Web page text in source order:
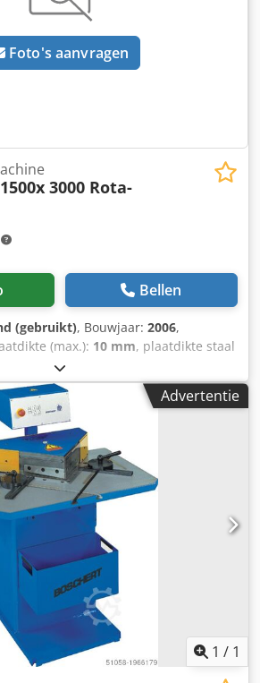
Foto's aanvragen
3000 Rota-
Bellen
(gebruikt), Bouwjaar: 2006,
(max.): 10 mm, plaatdikte staal
TWIN 1500x3000 Rota-Index
gereedschappen van TRUMPF
optionele indexering voor Boschert
105 mm, gereedschap
2: Max. ponsdiameter 105 mm
Multitool Revotool inzetstuk incl.
Ponskracht: ja, 280 kN (28
2050 mm (doorschuiven tot 9999
Tp Rfepfx Aqxof Uitlading
Trumpf Gr1-3
Revotool Labod 32060 grafische
in de werkplaats Max.
Max. slaghoogte: 90 mm
programmeerbaar Tafelbreedte
mm Tafeldiepte: 3250 mm
Totale breedte: 4900 mm Totale
Advertentie
1 / 1